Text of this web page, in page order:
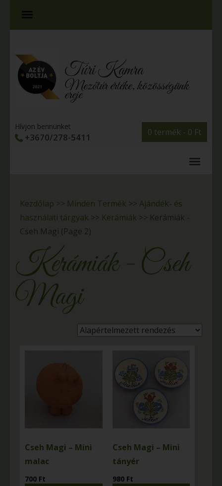
Túri Kamra
Mezőtúr értéke, közösségünk
ereje
0 termék - 0 Ft
Hívjon bennünket
+3670/278-5411
Kezdőlap >> Minden Termék >> Ajándék- és
használati tárgyak >> Kerámiák >> Kerámiák -
Cseh Magi (Page 2)
Kerámiák - Cseh
Magi
Cseh Magi – Mini
malac
700 Ft
Cseh Magi – Mini
tányér
980 Ft